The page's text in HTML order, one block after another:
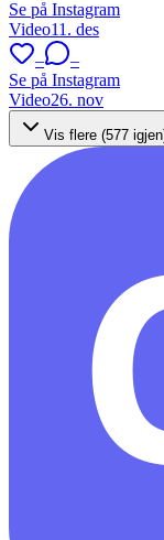
Se på Instagram
Video11. des
–
–
Se på Instagram
Video26. nov
Vis flere (577